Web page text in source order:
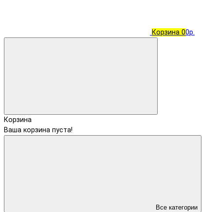
Корзина 00р.
Корзина
Ваша корзина пуста!
Все категории